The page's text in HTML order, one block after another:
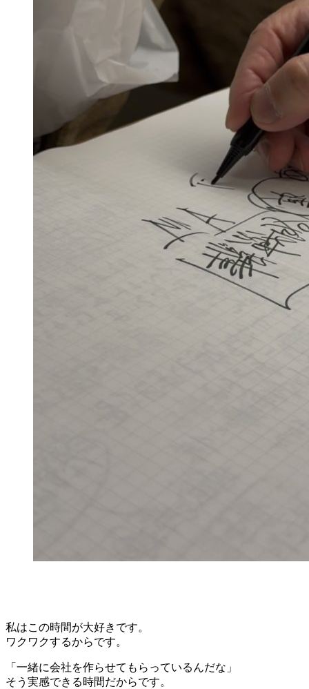
私はこの時間が大好きです。
ワクワクするからです。
「一緒に会社を作らせてもらっているんだな」
そう実感できる時間だからです。